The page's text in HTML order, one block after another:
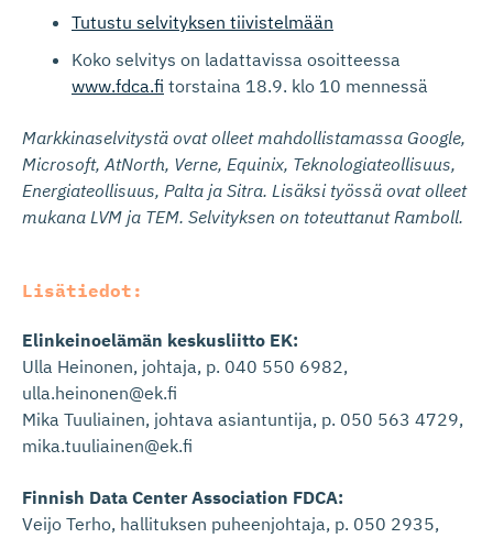
Tutustu selvityksen tiivistelmään
Koko selvitys on ladattavissa osoitteessa
www.fdca.fi torstaina 18.9. klo 10 mennessä
Markkinaselvitystä ovat olleet mahdollistamassa Google,
Microsoft, AtNorth, Verne, Equinix, Teknologiateollisuus,
Energiateollisuus, Palta ja Sitra. Lisäksi työssä ovat olleet
mukana LVM ja TEM. Selvityksen on toteuttanut Ramboll.
Lisätiedot:
Elinkeinoelämän keskusliitto EK:
Ulla Heinonen, johtaja, p. 040 550 6982,
ulla.heinonen@ek.fi
Mika Tuuliainen, johtava asiantuntija, p. 050 563 4729,
mika.tuuliainen@ek.fi
Finnish Data Center Association FDCA:
Veijo Terho, hallituksen puheenjohtaja, p. 050 2935,